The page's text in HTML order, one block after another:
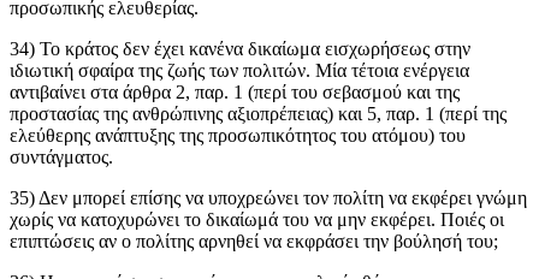
προσωπικής ελευθερίας.
34) Το κράτος δεν έχει κανένα δικαίωμα εισχωρήσεως στην
ιδιωτική σφαίρα της ζωής των πολιτών. Μία τέτοια ενέργεια
αντιβαίνει στα άρθρα 2, παρ. 1 (περί του σεβασμού και της
προστασίας της ανθρώπινης αξιοπρέπειας) και 5, παρ. 1 (περί της
ελεύθερης ανάπτυξης της προσωπικότητος του ατόμου) του
συντάγματος.
35) Δεν μπορεί επίσης να υποχρεώνει τον πολίτη να εκφέρει γνώμη
χωρίς να κατοχυρώνει το δικαίωμά του να μην εκφέρει. Ποιές οι
επιπτώσεις αν ο πολίτης αρνηθεί να εκφράσει την βούλησή του;